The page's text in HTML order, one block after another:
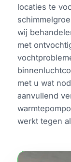
locaties te
wij
met
met u wat
aanvullend
werkt tegen